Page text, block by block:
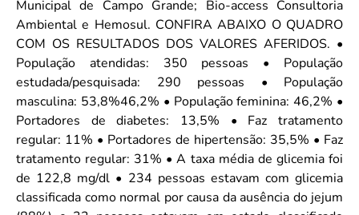
Municipal de Campo Grande; Bio-access Consultoria
Ambiental e Hemosul. CONFIRA ABAIXO O QUADRO
COM OS RESULTADOS DOS VALORES AFERIDOS. •
População atendidas: 350 pessoas • População
estudada/pesquisada: 290 pessoas • População
masculina: 53,8%46,2% • População feminina: 46,2% •
Portadores de diabetes: 13,5% • Faz tratamento
regular: 11% • Portadores de hipertensão: 35,5% • Faz
tratamento regular: 31% • A taxa média de glicemia foi
de 122,8 mg/dl • 234 pessoas estavam com glicemia
classificada como normal por causa da ausência do jejum